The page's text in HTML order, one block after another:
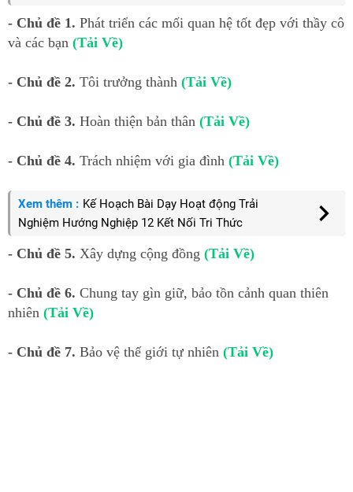
- Chủ đề 1. Phát triển các mối quan hệ tốt đẹp với thầy cô
và các bạn (Tải Về)
- Chủ đề 2. Tôi trưởng thành (Tải Về)
- Chủ đề 3. Hoàn thiện bản thân (Tải Về)
- Chủ đề 4. Trách nhiệm với gia đình (Tải Về)
Xem thêm : Kế Hoạch Bài Dạy Hoạt động Trải
Nghiệm Hướng Nghiệp 12 Kết Nối Tri Thức
- Chủ đề 5. Xây dựng cộng đồng (Tải Về)
- Chủ đề 6. Chung tay gìn giữ, bảo tồn cảnh quan thiên
nhiên (Tải Về)
- Chủ đề 7. Bảo vệ thế giới tự nhiên (Tải Về)